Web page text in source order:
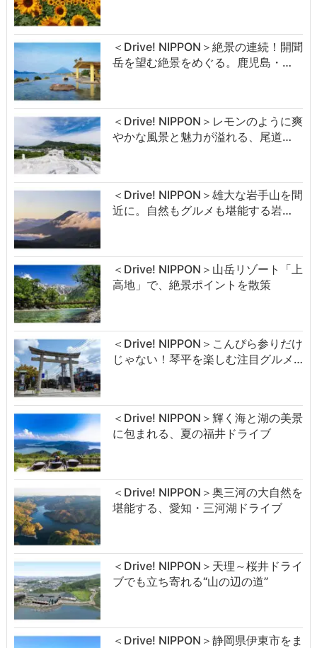
＜Drive! NIPPON＞絶景の連続！開聞
岳を望む絶景をめぐる。鹿児島・…
＜Drive! NIPPON＞レモンのように爽
やかな風景と魅力が溢れる、尾道…
＜Drive! NIPPON＞雄大な岩手山を間
近に。自然もグルメも堪能する岩…
＜Drive! NIPPON＞山岳リゾート「上
高地」で、絶景ポイントを散策
＜Drive! NIPPON＞こんぴら参りだけ
じゃない！琴平を楽しむ注目グルメ…
＜Drive! NIPPON＞輝く海と湖の美景
に包まれる、夏の福井ドライブ
＜Drive! NIPPON＞奥三河の大自然を
堪能する、愛知・三河湖ドライブ
＜Drive! NIPPON＞天理～桜井ドライ
ブでも立ち寄れる“山の辺の道”
＜Drive! NIPPON＞静岡県伊東市をま